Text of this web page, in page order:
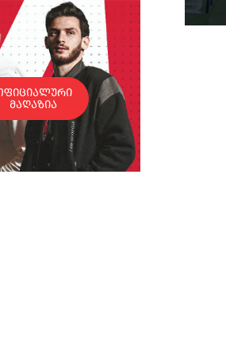
მაღაზია